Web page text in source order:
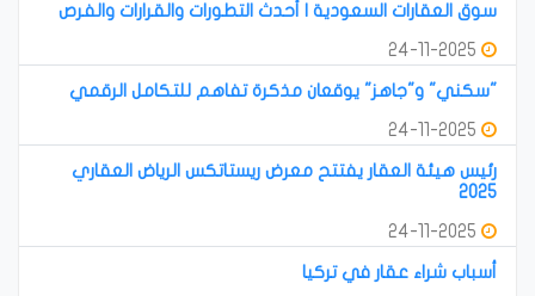
سوق العقارات السعودية | أحدث التطورات والقرارات والفرص
"سكني" و"جاهز" يوقعان مذكرة تفاهم للتكامل الرقمي
رئيس هيئة العقار يفتتح معرض ريستاتكس الرياض العقاري
2025
أسباب شراء عقار في تركيا